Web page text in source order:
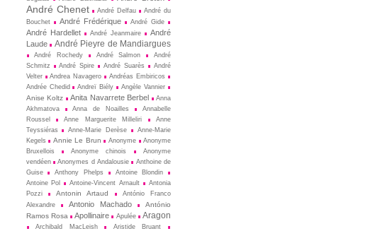
André Chenet André Delfau
André du
Bouchet
André Frédérique André Gide
André Hardellet André Jeanmaire
André
Laude
André Pieyre de Mandiargues
André Rochedy André Salmon
André
Schmitz
André Spire André Suarès
André
Velter
Andrea Navagero
Andréas Embiricos
Andrée Chedid
Andreï Biély Angèle Vannier
Anise Koltz Anita Navarrete Berbel
Anna
Akhmatova
Anna de Noailles
Annabelle
Roussel
Anne Marguerite Milleliri
Anne
Teyssiéras
Anne-Marie Derèse
Anne-Marie
Kegels
Annie Le Brun Anonyme
Anonyme
Bruxellois
Anonyme chinois
Anonyme
vendéen
Anonymes d Andalousie
Anthoine de
Guise
Anthony Phelps
Antoine Blondin
Antoine Pol
Antoine-Vincent Arnault
Antonia
Pozzi
Antonin Artaud
António Franco
Alexandre
Antonio Machado
António
Ramos Rosa
Apollinaire Apulée Aragon
Archibald MacLeish
Aristide Bruant